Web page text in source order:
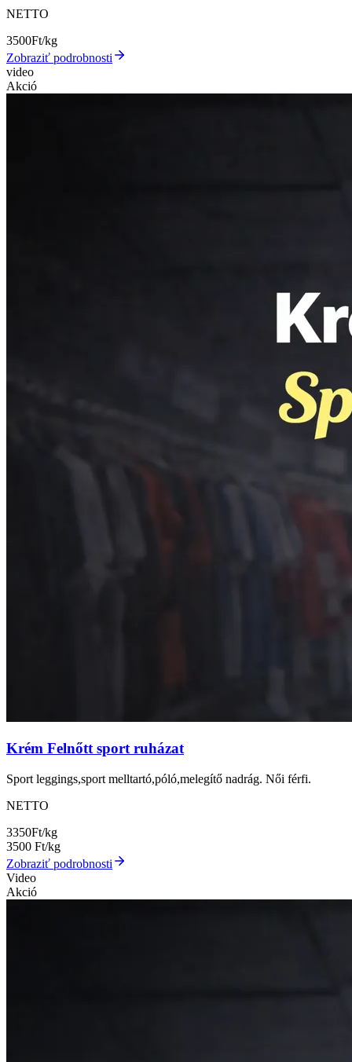
NETTO
3500Ft/kg
Zobraziť podrobnosti
video
Akció
Krém Felnőtt sport ruházat
Sport leggings,sport melltartó,póló,melegítő nadrág. Női férfi.
NETTO
3350Ft/kg
3500 Ft/kg
Zobraziť podrobnosti
Video
Akció